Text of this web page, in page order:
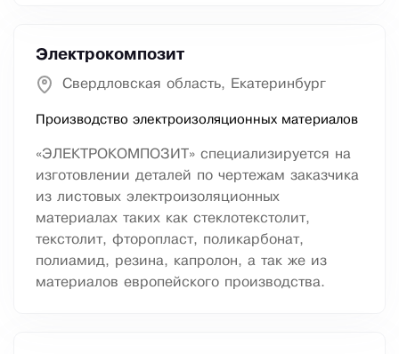
Электрокомпозит
Свердловская область, Екатеринбург
Производство электроизоляционных материалов
«ЭЛЕКТРОКОМПОЗИТ» специализируется на
изготовлении деталей по чертежам заказчика
из листовых электроизоляционных
материалах таких как стеклотекстолит,
текстолит, фторопласт, поликарбонат,
полиамид, резина, капролон, а так же из
материалов европейского производства.